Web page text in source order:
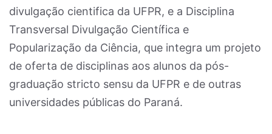
divulgação cientifica da UFPR, e a Disciplina
Transversal Divulgação Científica e
Popularização da Ciência, que integra um projeto
de oferta de disciplinas aos alunos da pós-
graduação stricto sensu da UFPR e de outras
universidades públicas do Paraná.